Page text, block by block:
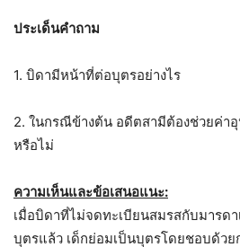
ประเด็นคำถาม
1. บิดามีหน้าที่ต่อบุตรอย่างไร
2. ในกรณีข้างต้น อดีตสามีต้องช่วยค่า
หรือไม่
ความเห็นและข้อเสนอแนะ:
เมื่อบิดาที่ไม่จดทะเบียนสมรสกับมารด
บุตรแล้ว เด็กย่อมเป็นบุตรโดยชอบด้ว